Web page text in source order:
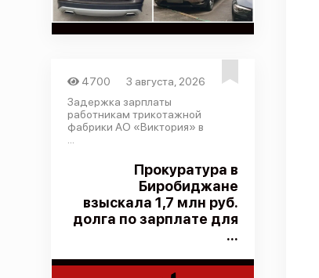
4700
3 августа, 2026
Задержка зарплаты
работникам трикотажной
фабрики АО «Виктория» в
Прокуратура в
Биробиджане
взыскала 1,7 млн руб.
долга по зарплате для
...